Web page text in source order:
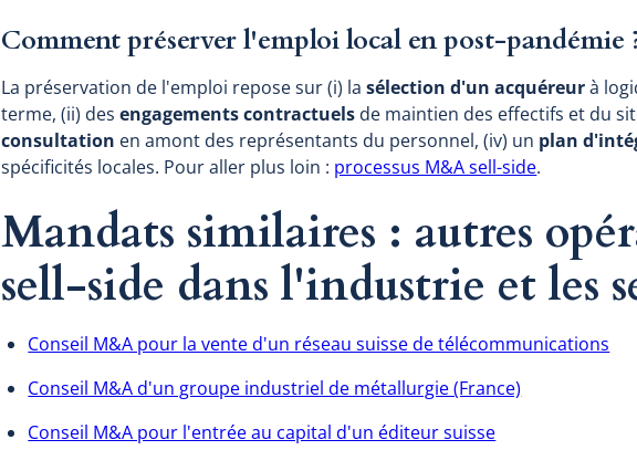
Comment préserver l'emploi local en post-pandémie
La préservation de l'emploi repose sur (i) lasélection d'un acquéreurà
terme, (ii) desengagements contractuels de maintien des effectifs et du
consultation en amont des représentants du personnel, (iv) un plan
spécificités locales. Pour aller plus loin : processus M&A sell-side.
Mandats similaires : autres
sell-side dans l'industrie et les
Conseil M&A pour la vente d'un réseau suisse de télécommunications
Conseil M&A d'un groupe industriel de métallurgie (France)
Conseil M&A pour l'entrée au capital d'un éditeur suisse